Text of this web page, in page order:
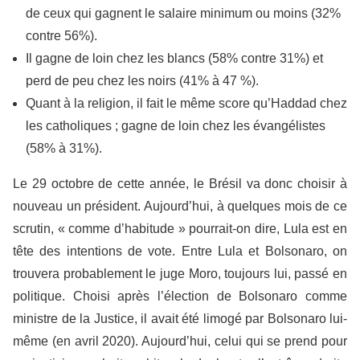
de ceux qui gagnent le salaire minimum ou moins (32%
contre 56%).
Il gagne de loin chez les blancs (58% contre 31%) et
perd de peu chez les noirs (41% à 47 %).
Quant à la religion, il fait le même score qu’Haddad chez
les catholiques ; gagne de loin chez les évangélistes
(58% à 31%).
Le 29 octobre de cette année, le Brésil va donc choisir à
nouveau un président. Aujourd’hui, à quelques mois de ce
scrutin, « comme d’habitude » pourrait-on dire, Lula est en
tête des intentions de vote. Entre Lula et Bolsonaro, on
trouvera probablement le juge Moro, toujours lui, passé en
politique. Choisi après l’élection de Bolsonaro comme
ministre de la Justice, il avait été limogé par Bolsonaro lui-
même (en avril 2020). Aujourd’hui, celui qui se prend pour